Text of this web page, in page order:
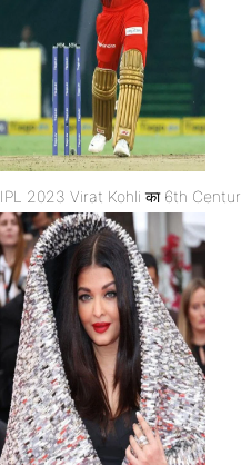
IPL 2023 Virat Kohli का 6th Century